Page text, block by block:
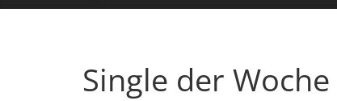
Single der Woche